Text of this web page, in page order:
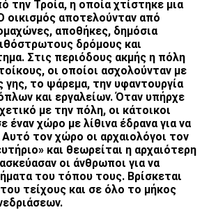
την Τροία, η οποία χτίστηκε μια
οικισμός αποτελούνταν από
αποθήκες, δημόσια
δρόμους και
Στις περιόδους ακμής η πόλη
οι οποίοι ασχολούνταν με
γης, το ψάρεμα, την υφαντουργία
και εργαλείων. Όταν υπήρχε
με την πόλη, οι κάτοικοι
έναν χώρο με λίθινα έδρανα για να
τον χώρο οι αρχαιολόγοι τον
και θεωρείται η αρχαιότερη
οι άνθρωποι για να
του τόπου τους. Βρίσκεται
τείχους και σε όλο το μήκος